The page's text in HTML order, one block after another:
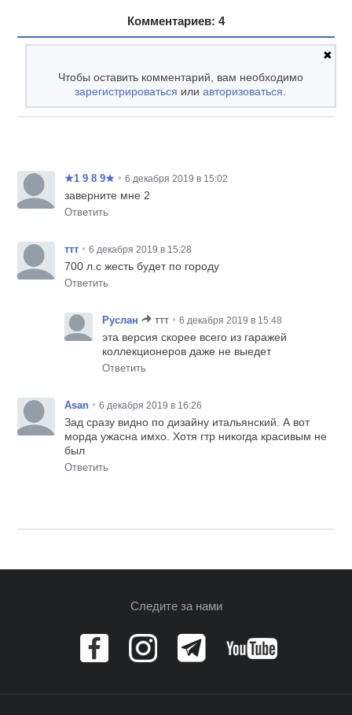
Комментариев: 4
✖
Чтобы оставить комментарий, вам необходимо
зарегистрироваться илиавторизоваться.
★1 9 8 9★ • 6 декабря 2019 в 15:02
заверните мне 2
Ответить
ттт • 6 декабря 2019 в 15:28
700 л.с жесть будет по городу
Ответить
Руслан ттт • 6 декабря 2019 в 15:48
эта версия скорее всего из гаражей
коллекционеров даже не выедет
Ответить
Asan • 6 декабря 2019 в 16:26
Зад сразу видно по дизайну итальянский. А вот
морда ужасна имхо. Хотя гтр никогда красивым не
был
Ответить
Следите за нами